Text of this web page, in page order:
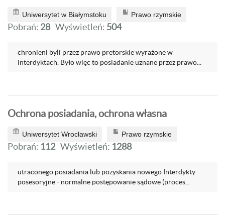
Uniwersytet w Białymstoku Prawo rzymskie
Pobrań: 28 Wyświetleń: 504
chronieni byli przez prawo pretorskie wyrażone w
interdyktach. Było więc to posiadanie uznane przez prawo...
Ochrona posiadania, ochrona własna
Uniwersytet Wrocławski Prawo rzymskie
Pobrań: 112 Wyświetleń: 1288
utraconego posiadania lub pozyskania nowego Interdykty
posesoryjne - normalne postępowanie sądowe (proces...